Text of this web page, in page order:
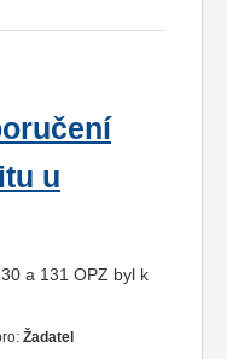
u
a 131 OPZ byl k
Žadatel